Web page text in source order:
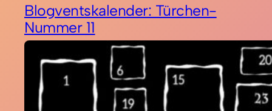
Blogventskalender: Türchen-
Nummer 11